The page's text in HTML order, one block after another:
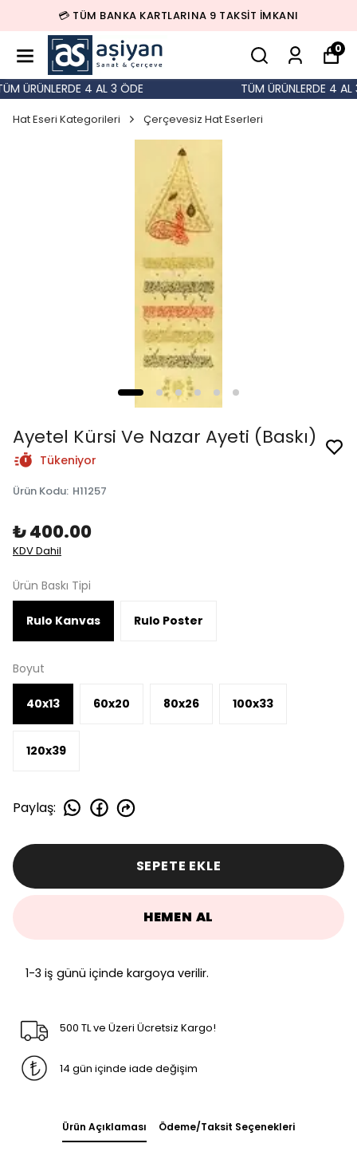
💳 TÜM BANKA KARTLARINA 9 TAKSİT İMKANI
0
ÜRÜNLERDE 4 AL 3 ÖDE TÜM ÜRÜNLERDE 4 AL
Hat Eseri Kategorileri Çerçevesiz Hat Eserleri
Ayetel Kürsi Ve Nazar Ayeti (Baskı)
Tükeniyor
Ürün Kodu: H11257
₺ 400.00
KDV Dahil
Ürün Baskı Tipi
Rulo Kanvas Rulo Poster
Boyut
40x13 60x20 80x26 100x33
120x39
Paylaş:
SEPETE EKLE
HEMEN AL
1-3 iş günü içinde kargoya verilir.
500 TL ve Üzeri Ücretsiz Kargo!
14 gün içinde iade değişim
Ürün Açıklaması Ödeme/Taksit Seçenekleri